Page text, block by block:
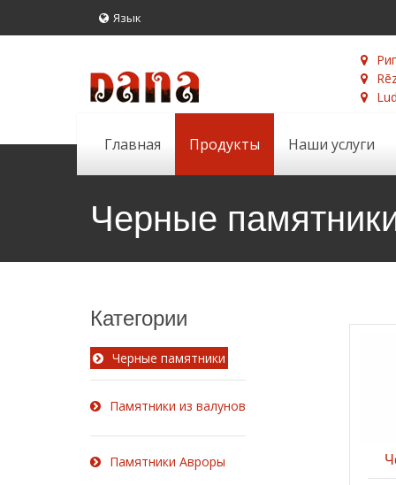
Язык
Главная Продукты Наши услуги
Черные
Категории
Черные памятники
Памятники из валунов
Памятники Авроры